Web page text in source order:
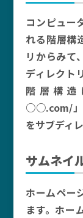
コンピュー
れる階層構
リからみて
ディレクト
階層構
○○.com/
をサブディ
サムネイ
ホームペー
ます。ホー